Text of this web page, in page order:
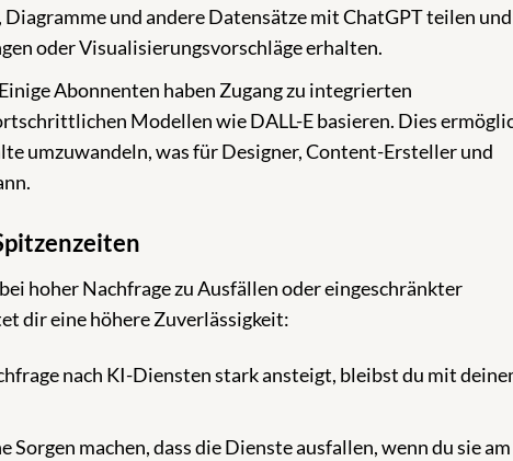
und andere Datensätze mit ChatGPT teilen und
oder Visualisierungsvorschläge erhalten.
Einige Abonnenten haben Zugang zu integrierten
Modellen wie DALL-E basieren. Dies
umzuwandeln, was für Designer, Content-Ersteller und
hoher Nachfrage zu Ausfällen oder eingeschränkter
dir eine höhere Zuverlässigkeit:
nach KI-Diensten stark ansteigt, bleibst du mit
Sorgen machen, dass die Dienste ausfallen, wenn du sie am